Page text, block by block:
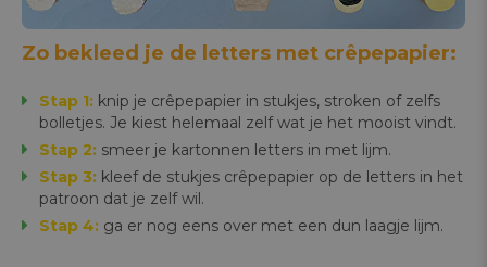
Zo bekleed je de letters met crêpepapier:
Stap 1: knip je crêpepapier in stukjes, stroken of zelfs
bolletjes. Je kiest helemaal zelf wat je het mooist vindt.
Stap 2: smeer je kartonnen letters in met lijm.
Stap 3: kleef de stukjes crêpepapier op de letters in het
patroon dat je zelf wil.
Stap 4: ga er nog eens over met een dun laagje lijm.